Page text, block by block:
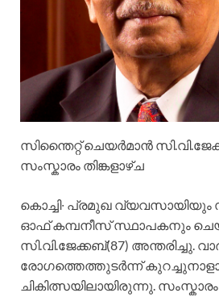
സിന്തൈറ്റ് ചെയർമാൻ
സംസ്കാരം തിങ്കളാഴ്ച
കൊച്ചി∙ പ്രമുഖ വ്യവസായിയും
ഓഫ് കമ്പനീസ് സ്ഥാപകനും
സി.വി.ജേക്കബ്(87)
രോഗത്തെത്തുടർന്ന്
ചികിത്സയിലായിരുന്നു. സംസ്കാരം